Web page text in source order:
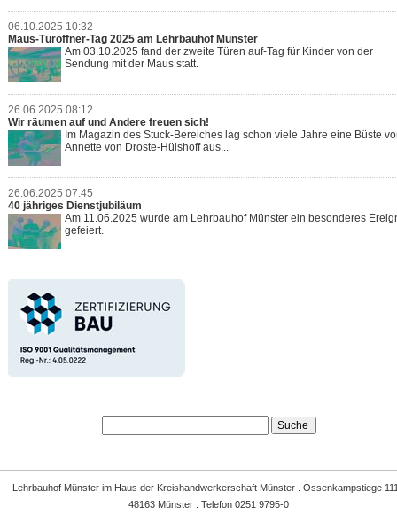
06.10.2025 10:32
Maus-Türöffner-Tag 2025 am Lehrbauhof Münster
Am 03.10.2025 fand der zweite Türen auf-Tag für Kinder von der
Sendung mit der Maus statt.
26.06.2025 08:12
Wir räumen auf und Andere freuen sich!
Im Magazin des Stuck-Bereiches lag schon viele Jahre eine Büste
Annette von Droste-Hülshoff aus...
26.06.2025 07:45
40 jähriges Dienstjubiläum
Am 11.06.2025 wurde am Lehrbauhof Münster ein besonderes
gefeiert.
Lehrbauhof Münster im Haus der Kreishandwerkerschaft Münster . Ossenkampstiege
48163 Münster . Telefon 0251 9795-0